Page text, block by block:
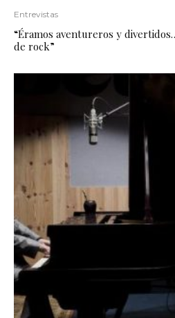
Entrevistas
“Éramos aventureros y
de rock”